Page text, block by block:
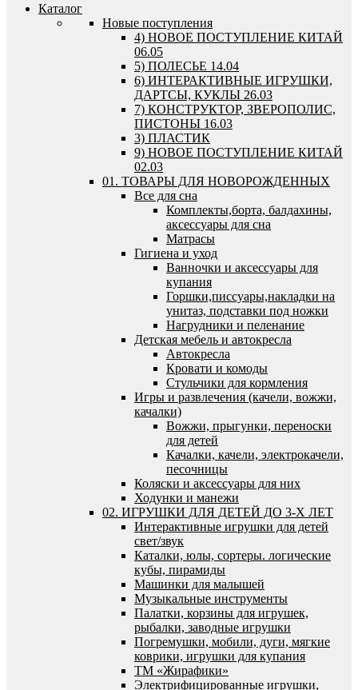
Каталог
Новые поступления
4) НОВОЕ ПОСТУПЛЕНИЕ КИТАЙ
06.05
5) ПОЛЕСЬЕ 14.04
6) ИНТЕРАКТИВНЫЕ ИГРУШКИ,
ДАРТСЫ, КУКЛЫ 26.03
7) КОНСТРУКТОР, ЗВЕРОПОЛИС,
ПИСТОНЫ 16.03
3) ПЛАСТИК
9) НОВОЕ ПОСТУПЛЕНИЕ КИТАЙ
02.03
01. ТОВАРЫ ДЛЯ НОВОРОЖДЕННЫХ
Все для сна
Комплекты,борта, балдахины,
аксессуары для сна
Матрасы
Гигиена и уход
Ванночки и аксессуары для
купания
Горшки,писсуары,накладки на
унитаз, подставки под ножки
Нагрудники и пеленание
Детская мебель и автокресла
Автокресла
Кровати и комоды
Стульчики для кормления
Игры и развлечения (качели, вожжи,
качалки)
Вожжи, прыгунки, переноски
для детей
Качалки, качели, электрокачели,
песочницы
Коляски и аксессуары для них
Ходунки и манежи
02. ИГРУШКИ ДЛЯ ДЕТЕЙ ДО 3-Х ЛЕТ
Интерактивные игрушки для детей
свет/звук
Каталки, юлы, сортеры. логические
кубы, пирамиды
Машинки для малышей
Музыкальные инструменты
Палатки, корзины для игрушек,
рыбалки, заводные игрушки
Погремушки, мобили, дуги, мягкие
коврики, игрушки для купания
ТМ «Жирафики»
Электрифицированные игрушки,